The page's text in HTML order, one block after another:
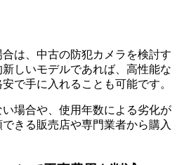
は、中古の防犯カメラを検討す
しいモデルであれば、高性能な
で手に入れることも可能です。
場合や、使用年数による劣化が
きる販売店や専門業者から購入